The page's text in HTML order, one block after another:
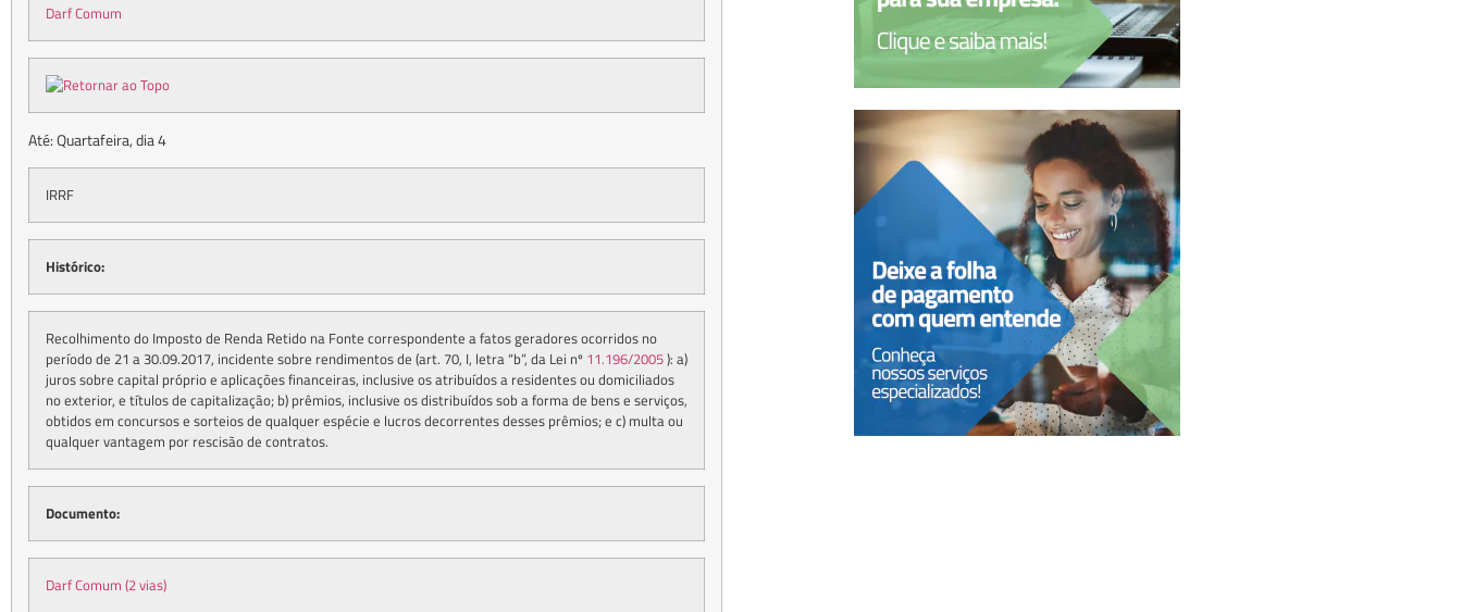
Darf Comum
Até: Quartafeira, dia 4
IRRF
Histórico:
Recolhimento do Imposto de Renda Retido na Fonte correspondente a fatos geradores ocorridos no
período de 21 a 30.09.2017, incidente sobre rendimentos de (art. 70, I, letra “b”, da Lei nº 11.196/2005): a)
juros sobre capital próprio e aplicações financeiras, inclusive os atribuídos a residentes ou domiciliados
no exterior, e títulos de capitalização; b) prêmios, inclusive os distribuídos sob a forma de bens e serviços,
obtidos em concursos e sorteios de qualquer espécie e lucros decorrentes desses prêmios; e c) multa ou
qualquer vantagem por rescisão de contratos.
Documento:
Darf Comum (2 vias)